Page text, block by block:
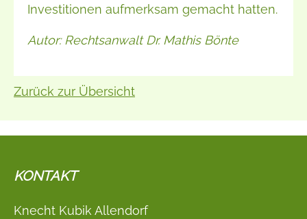
Investitionen aufmerksam gemacht hatten.
Autor: Rechtsanwalt Dr. Mathis Bönte
Zurück zur Übersicht
KONTAKT
Knecht Kubik Allendorf